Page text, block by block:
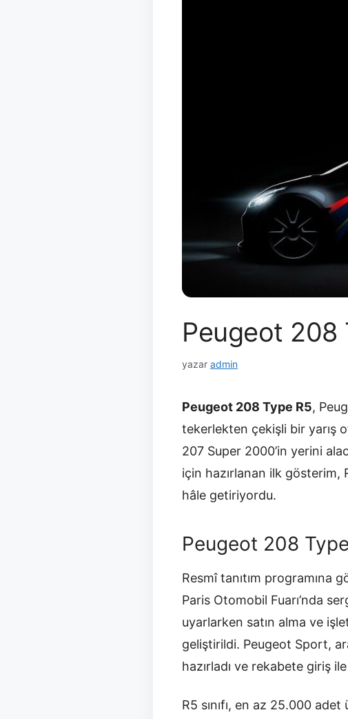
Peugeot 208
yazar admin
Peugeot 208 Type R5,
tekerlekten çekişli bir yarış
207 Super 2000’in yerini
için hazırlanan ilk gösterim,
hâle getiriyordu.
Peugeot 208 Type
Resmî tanıtım programına
Paris Otomobil Fuarı’nda
uyarlarken satın alma ve
geliştirildi. Peugeot Sport,
hazırladı ve rekabete giriş ile
R5 sınıfı, en az 25.000